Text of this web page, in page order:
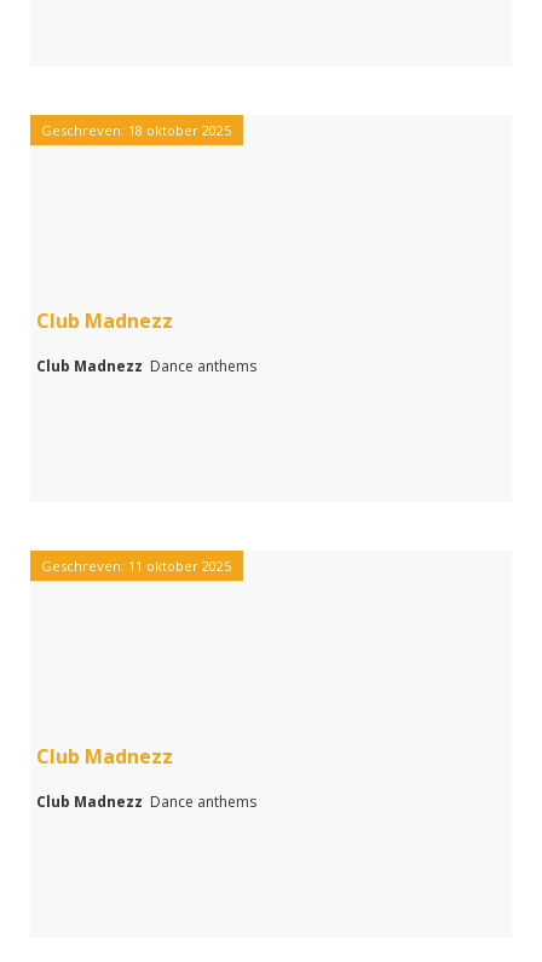
Geschreven: 18 oktober 2025
Club Madnezz
Club Madnezz Dance anthems
Geschreven: 11 oktober 2025
Club Madnezz
Club Madnezz Dance anthems